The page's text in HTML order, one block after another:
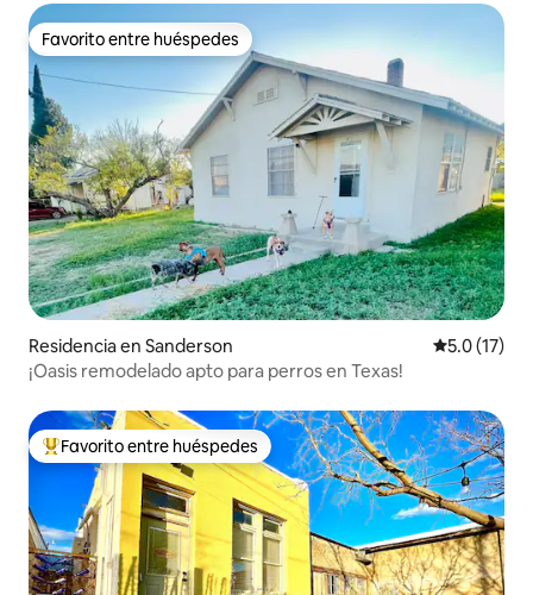
Favorito entre huéspedes
Favorito entre huéspedes
Residencia en Sanderson Calificación
5.0 (17)
¡Oasis remodelado apto para perros en Texas!
De los mejores en Favorito entre huéspedes
Favorito entre huéspedes